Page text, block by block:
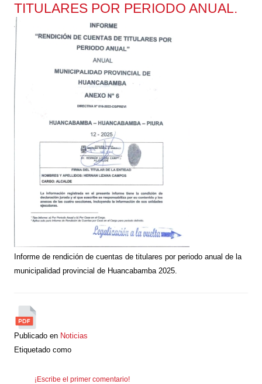
TITULARES POR PERIODO ANUAL.
Informe de rendición de cuentas de titulares por periodo anual de la
municipalidad provincial de Huancabamba 2025.
Publicado en Noticias
Etiquetado como
¡Escribe el primer comentario!